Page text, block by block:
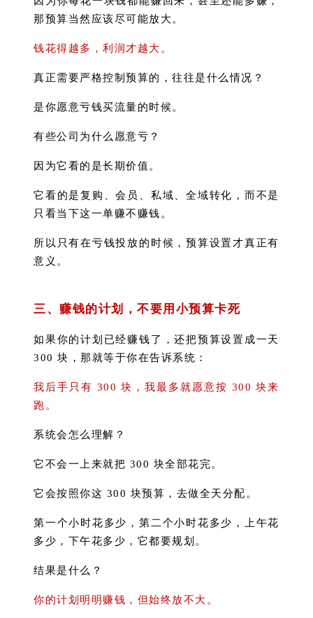
那预算当然应该尽可能放大。
钱花得越多，利润才越大。
真正需要严格控制预算的，往往是什么情况？
是你愿意亏钱买流量的时候。
有些公司为什么愿意亏？
因为它看的是长期价值。
它看的是复购、会员、私域、全域转化，而不是
只看当下这一单赚不赚钱。
所以只有在亏钱投放的时候，预算设置才真正有
意义。
三、赚钱的计划，不要用小预算卡死
如果你的计划已经赚钱了，还把预算设置成一天
300 块，那就等于你在告诉系统：
我后手只有 300 块，我最多就愿意按 300 块来
跑。
系统会怎么理解？
它不会一上来就把 300 块全部花完。
它会按照你这 300 块预算，去做全天分配。
第一个小时花多少，第二个小时花多少，上午花
多少，下午花多少，它都要规划。
结果是什么？
你的计划明明赚钱，但始终放不大。